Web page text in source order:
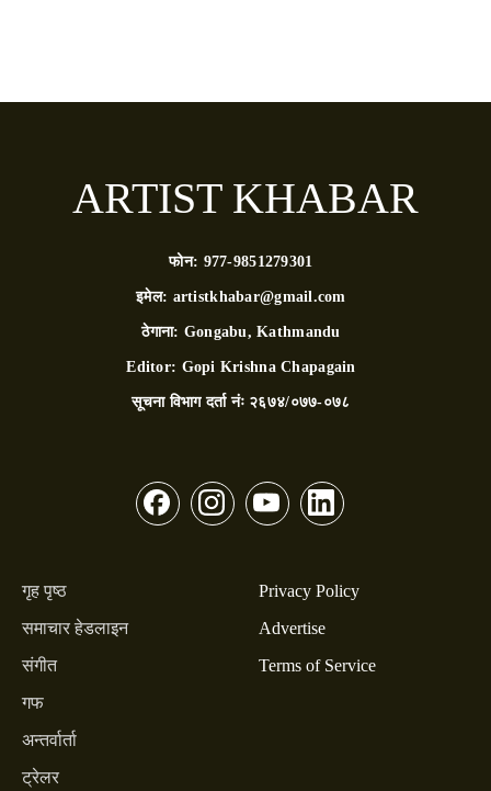
ARTIST KHABAR
फोन: 977-9851279301
इमेल: artistkhabar@gmail.com
ठेगाना: Gongabu, Kathmandu
Editor: Gopi Krishna Chapagain
सूचना विभाग दर्ता नंः २६७४/०७७-०७८
गृह पृष्ठ
समाचार हेडलाइन
संगीत
गफ
अन्तर्वार्ता
ट्रेलर
Privacy Policy
Advertise
Terms of Service